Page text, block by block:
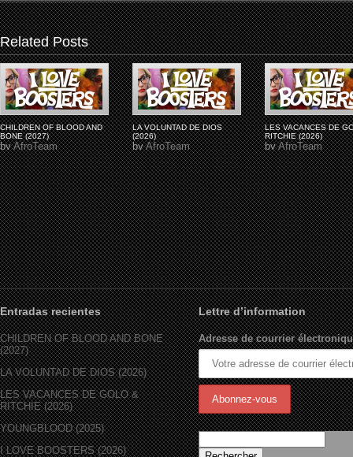
Related Posts
CHILDREN OF BLOOD AND
BONE (2027)
byAfroTeam
LA VOLUNTAD DE DIOS
(2026)
byAfroTeam
LES VACANCES DE
RITCHIE (2026)
byAfroTeam
Entradas recientes
CHILDREN OF BLOOD AND BONE
(2027)
LA VOLUNTAD DE DIOS (2026)
LES VACANCES DE GOLO &
RITCHIE (2026)
YOUNGBLOOD (2025)
I LOVE BOOSTERS (2026)
Lettre d’information
Adresse de courrier